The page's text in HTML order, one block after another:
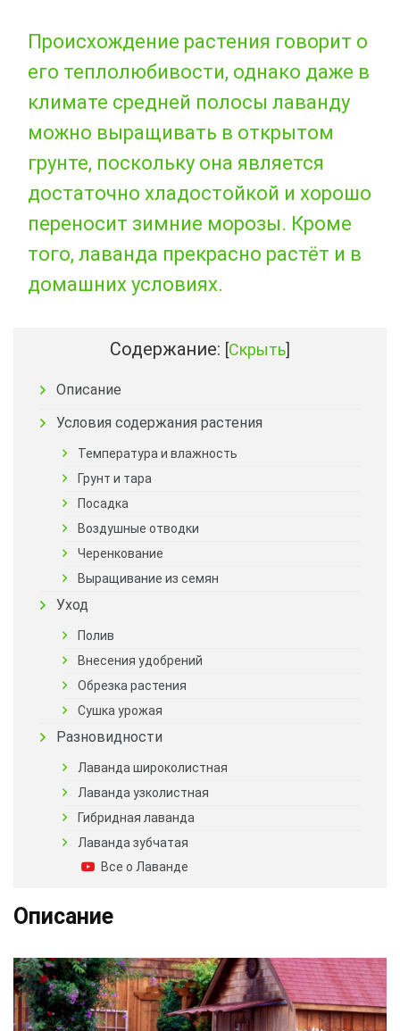
Происхождение растения говорит о
его теплолюбивости, однако даже в
климате средней полосы лаванду
можно выращивать в открытом
грунте, поскольку она является
достаточно хладостойкой и хорошо
переносит зимние морозы. Кроме
того, лаванда прекрасно растёт и в
домашних условиях.
Содержание: [Скрыть]
Описание
Условия содержания растения
Температура и влажность
Грунт и тара
Посадка
Воздушные отводки
Черенкование
Выращивание из семян
Уход
Полив
Внесения удобрений
Обрезка растения
Сушка урожая
Разновидности
Лаванда широколистная
Лаванда узколистная
Гибридная лаванда
Лаванда зубчатая
Все о Лаванде
Описание